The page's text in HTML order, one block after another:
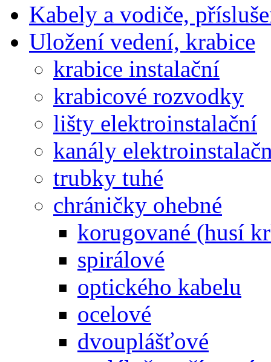
Kabely a vodiče,
Uložení vedení, krabice
krabice instalační
krabicové rozvodky
lišty elektroinstalační
kanály
trubky tuhé
chráničky ohebné
korugované (husí
spirálové
optického kabelu
ocelové
dvouplášťové